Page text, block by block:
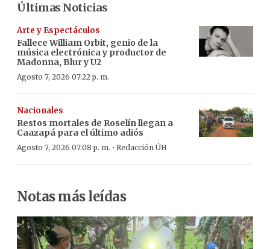
Últimas Noticias
Arte y Espectáculos
Fallece William Orbit, genio de la
música electrónica y productor de
Madonna, Blur y U2
Agosto 7, 2026 07:22 p. m.
Nacionales
Restos mortales de Roselín llegan a
Caazapá para el último adiós
Agosto 7, 2026 07:08 p. m. · Redacción ÚH
Notas más leídas